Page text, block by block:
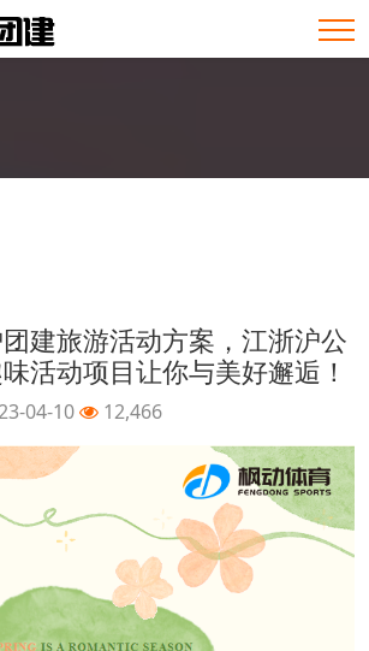
建旅游活动方案，江浙沪公
活动项目让你与美好邂逅！
04-10 12,466